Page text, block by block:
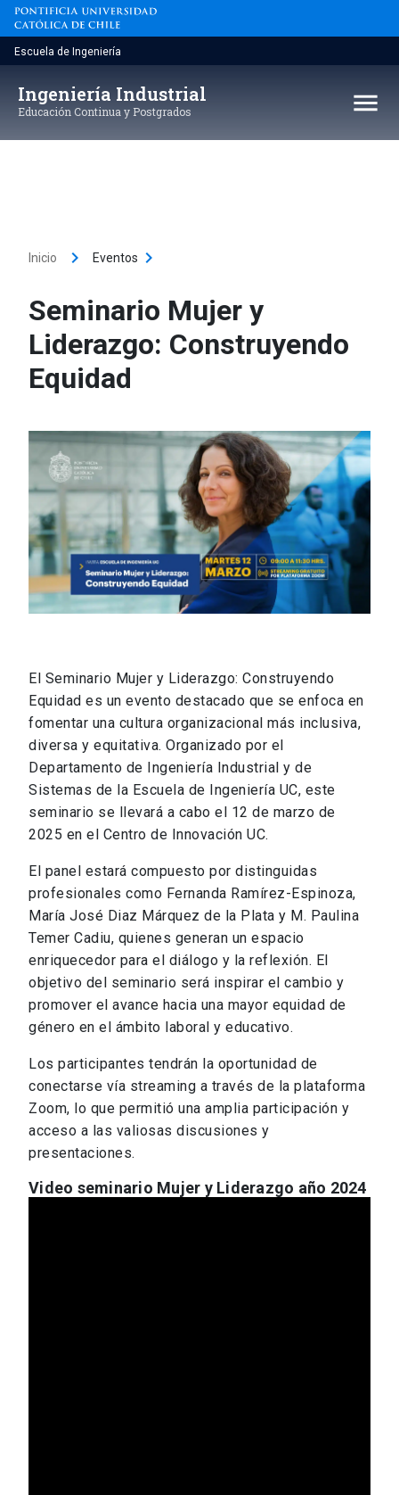
Saltar
contenido
Escuela de Ingeniería
Ingeniería Industrial
Educación Continua y Postgrados menu
Inicio keyboard_arrow_right Eventos keyboard_arrow_right
Seminario Mujer y
Liderazgo: Construyendo
Equidad
El Seminario Mujer y Liderazgo: Construyendo
Equidad es un evento destacado que se enfoca en
fomentar una cultura organizacional más inclusiva,
diversa y equitativa. Organizado por el
Departamento de Ingeniería Industrial y de
Sistemas de la Escuela de Ingeniería UC, este
seminario se llevará a cabo el 12 de marzo de
2025 en el Centro de Innovación UC.
El panel estará compuesto por distinguidas
profesionales como Fernanda Ramírez-Espinoza,
María José Diaz Márquez de la Plata y M. Paulina
Temer Cadiu, quienes generan un espacio
enriquecedor para el diálogo y la reflexión. El
objetivo del seminario será inspirar el cambio y
promover el avance hacia una mayor equidad de
género en el ámbito laboral y educativo.
Los participantes tendrán la oportunidad de
conectarse vía streaming a través de la plataforma
Zoom, lo que permitió una amplia participación y
acceso a las valiosas discusiones y
presentaciones.
Video seminario Mujer y Liderazgo año 2024